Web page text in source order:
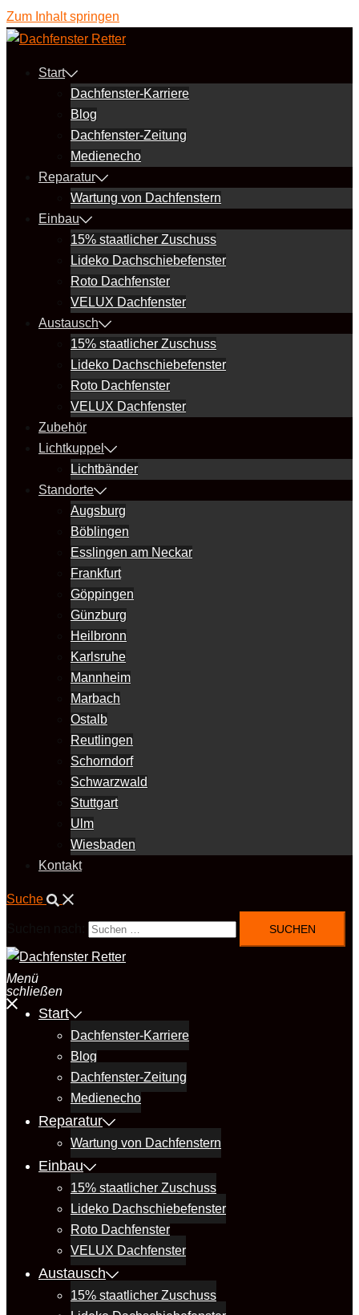
Zum Inhalt springen
Start
Dachfenster-Karriere
Blog
Dachfenster-Zeitung
Medienecho
Reparatur
Wartung von Dachfenstern
Einbau
15% staatlicher Zuschuss
Lideko Dachschiebefenster
Roto Dachfenster
VELUX Dachfenster
Austausch
15% staatlicher Zuschuss
Lideko Dachschiebefenster
Roto Dachfenster
VELUX Dachfenster
Zubehör
Lichtkuppel
Lichtbänder
Standorte
Augsburg
Böblingen
Esslingen am Neckar
Frankfurt
Göppingen
Günzburg
Heilbronn
Karlsruhe
Mannheim
Marbach
Ostalb
Reutlingen
Schorndorf
Schwarzwald
Stuttgart
Ulm
Wiesbaden
Kontakt
Suche
Menü
schließen
Start
Dachfenster-Karriere
Blog
Dachfenster-Zeitung
Medienecho
Reparatur
Wartung von Dachfenstern
Einbau
15% staatlicher Zuschuss
Lideko Dachschiebefenster
Roto Dachfenster
VELUX Dachfenster
Austausch
15% staatlicher Zuschuss